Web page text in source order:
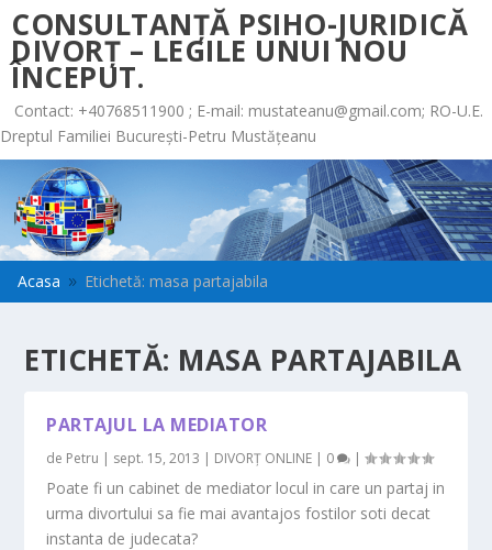
CONSULTANȚĂ PSIHO-JURIDICĂ
DIVORȚ – LEGILE UNUI NOU
ÎNCEPUT.
Contact: +40768511900 ; E-mail: mustateanu@gmail.com; RO-U.E.
Dreptul Familiei București-Petru Mustățeanu
Acasa 9 Etichetă: masa partajabila
ETICHETĂ: MASA PARTAJABILA
PARTAJUL LA MEDIATOR
de Petru | sept. 15, 2013 | DIVORȚ ONLINE | 0 |
Poate fi un cabinet de mediator locul in care un partaj in
urma divortului sa fie mai avantajos fostilor soti decat
instanta de judecata?